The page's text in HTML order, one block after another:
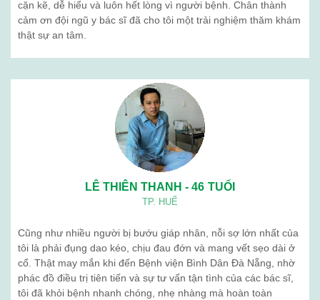
cặn kẽ, dễ hiểu và luôn hết lòng vì người bệnh. Chân thành
cảm ơn đội ngũ y bác sĩ đã cho tôi một trải nghiệm thăm khám
thật sự an tâm.
LÊ THIÊN THANH - 46 TUỔI
TP. HUẾ
Cũng như nhiều người bị bướu giáp nhân, nỗi sợ lớn nhất của
tôi là phải đụng dao kéo, chịu đau đớn và mang vết sẹo dài ở
cổ. Thật may mắn khi đến Bệnh viện Bình Dân Đà Nẵng, nhờ
phác đồ điều trị tiên tiến và sự tư vấn tận tình của các bác sĩ,
tôi đã khỏi bệnh nhanh chóng, nhẹ nhàng mà hoàn toàn